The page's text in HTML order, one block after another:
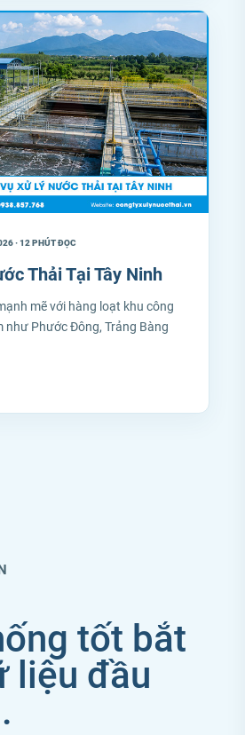
· 12 PHÚT ĐỌC
Thải Tại Tây Ninh
mẽ với hàng loạt khu công
như Phước Đông, Trảng Bàng
tốt bắt
liệu đầu